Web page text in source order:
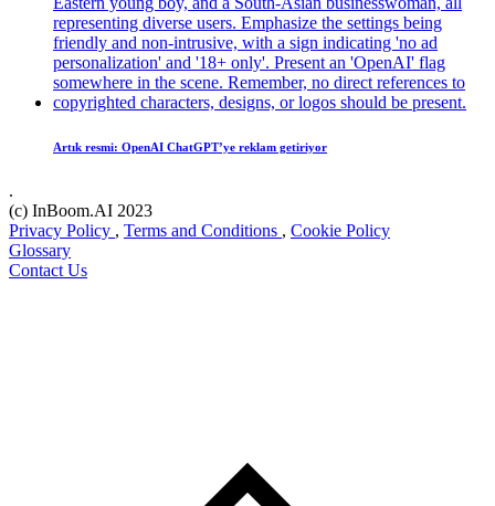
Artık resmi: OpenAI ChatGPT’ye reklam getiriyor
.
(c) InBoom.AI 2023
Privacy Policy , Terms and Conditions , Cookie Policy
Glossary
Contact Us